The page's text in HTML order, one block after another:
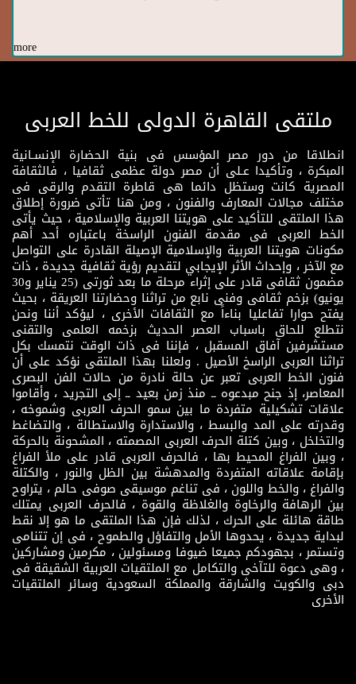
more
ملتقى القاهرة الدولى للخط العربى
انطلاقا من دور مصر المؤسس فى بنية الحضارة الإنسـانية
المبكرة ، وتأكيدا عـلى أن مصر دولة عظمى ثقافيا ، فالثقافة
المصرية كانت وستظل دائما هى قاطرة التقدم والرقى فى
مختلف مجالات المعارف والفنون ، ومن هنا تأتى ضرورة إطلاق
هذا الملتقى للتأكيد على هويتنا العربية والإسلامية ، حيث يأتى
الخط العربى فى مقدمة الفنون الراسخة باعتباره أحد أهم
مكونات هويتنا العربية والإسلامية الإصيلة القادرة على التواصل
مع الآخر ، وإحداث الأثر الإيجابي لتقديم رؤية ثقافية جديدة ، ذات
مضمون ثقافى قادر على إثراء مرحلة ما بعد ثورتى (25 يناير و30
يونيو) بزخم ثقافى وفنى نابع من تراثنا وحضارتنا العريقة ، بحيث
يفتح حوارا تفاعليا بناءاً مع الثقافات الأخرى ، ليؤكد أننا ونحن
نتطلع للحاق باسباب العصر الحديث بزخمه العلمى والتقنى
مستشرفين آفاق المسقبل ، فإننا فى ذات الوقت نتمسك بكل
تراثنا العربى الراسخ الأصيل . ولعلنا بهذا الملتقى نؤكد على أن
فنون الخط العربى تعبر عن حالة نادرة من حالات الفن البصرى
المعاصر، إذ جنح مبدعوه ــ منذ زمن بعيد ــ إلى التجريد ، وأقاموا
علاقات تشكيلية متفردة ما بين سمو الحرف العربى وشموخه ،
وقدرته على المد والبسط ، والاستدارة والاستطالة ، والتضاغط
والتخلخل ، وبين كتلة الحرف العربى المصمته ، المشحونة بالحركة
، وبين الفراغ المحيط بها ، فالحرف العربى قادر على ملأ الفراغ
بإقامة علاقاته المتفردة والمدهشة بين الظل والنور ، والكتلة
والفراغ ، والخط واللون ، فى تناغم موسيقى صوفى حالم ، يتراوح
بين الرهافة والرخاوة والغلاظة والقوة ، فالحرف العربى يمتلك
طاقة هائلة على الحرك ، لذلك فإن هذا الملتقى ما هو إلا نقط
لبداية جديدة ، يحدوها الأمل والتفاؤل والطموح ، فى إن تتنامى
وتستمر ، بجهودكم جميعا ضيوفا ومسئولين ، مكرمين ومشاركين
، وهى دعوة للتآخى والتكامل مع الملتقيات العربية الشقيقة فى
دبى والكويت والشارقة والمملكة السعودية وسائر الملتقيات
الأخرى